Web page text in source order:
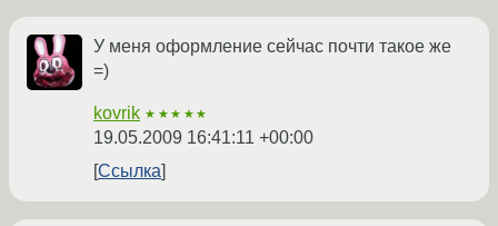
У меня оформление сейчас почти такое же
=)
kovrik ★★★★★
19.05.2009 16:41:11 +00:00
Ссылка